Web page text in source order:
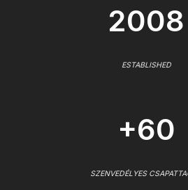
2008
ESTABLISHED
+60
SZENVEDÉLYES